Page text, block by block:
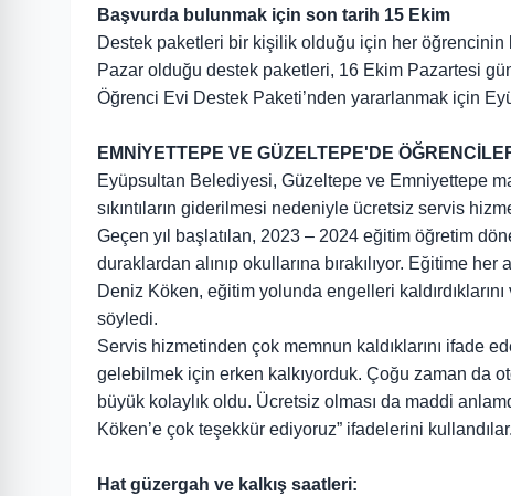
Başvurda bulunmak için son tarih 15 Ekim
Destek paketleri bir kişilik olduğu için her
Pazar olduğu destek paketleri, 16 Ekim Pazartesi
Öğrenci Evi Destek Paketi’nden yararlanmak için
EMNİYETTEPE VE GÜZELTEPE'DE
Eyüpsultan Belediyesi, Güzeltepe ve Emniyettepe
sıkıntıların giderilmesi nedeniyle ücretsiz servis
Geçen yıl başlatılan, 2023 – 2024 eğitim öğretim
duraklardan alınıp okullarına bırakılıyor. Eğitime
Deniz Köken, eğitim yolunda engelleri
söyledi.
Servis hizmetinden çok memnun kaldıklarını ifade
gelebilmek için erken kalkıyorduk. Çoğu zaman da
büyük kolaylık oldu. Ücretsiz olması da maddi
Köken’e çok teşekkür ediyoruz” ifadelerini kullandılar.
Hat güzergah ve kalkış saatleri: